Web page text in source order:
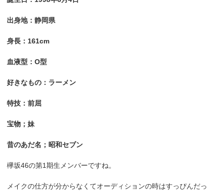
出身地：静岡県
身長：161cm
血液型：O型
好きなもの：ラーメン
特技：前屈
宝物；妹
昔のあだ名；昭和セブン
欅坂46の第1期生メンバーですね。
メイクの仕方が分からなくてオーディションの時はすっぴんだっ